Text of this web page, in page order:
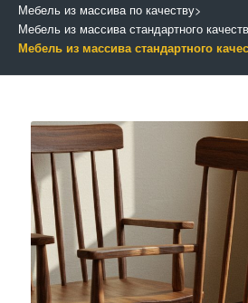
Мебель из массива по качеству>
Мебель из массива стандартного
Мебель из массива стандартного